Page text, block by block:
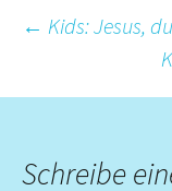
← Kids: Jesus,
Schreibe